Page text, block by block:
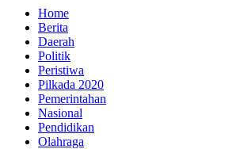
Home
Berita
Daerah
Politik
Peristiwa
Pilkada 2020
Pemerintahan
Nasional
Pendidikan
Olahraga